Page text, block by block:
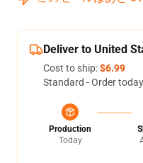
Deliver to United
Cost to ship:$6.99
Standard - Order
Production
Today